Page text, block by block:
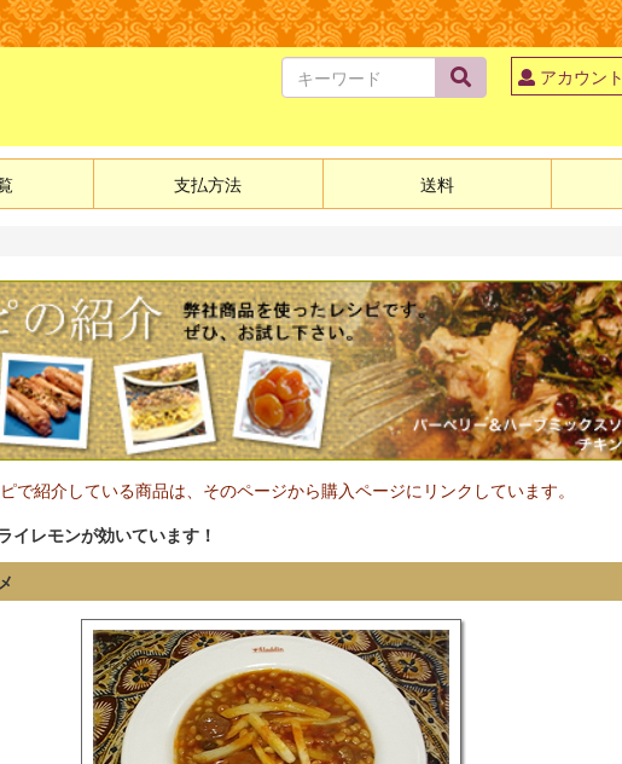
アカウント
支払方法 送料
で紹介している商品は、そのページから購入ページにリンクしています。
イレモンが効いています！